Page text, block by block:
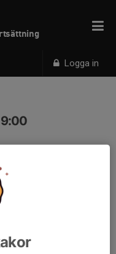
Logga in